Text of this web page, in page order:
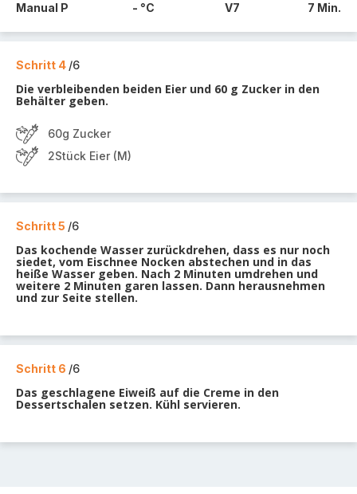
Manual P - °C V7 7 Min.
Schritt 4 /6
Die verbleibenden beiden Eier und 60 g Zucker in den
Behälter geben.
60g Zucker
2Stück Eier (M)
Schritt 5 /6
Das kochende Wasser zurückdrehen, dass es nur noch
siedet, vom Eischnee Nocken abstechen und in das
heiße Wasser geben. Nach 2 Minuten umdrehen und
weitere 2 Minuten garen lassen. Dann herausnehmen
und zur Seite stellen.
Schritt 6 /6
Das geschlagene Eiweiß auf die Creme in den
Dessertschalen setzen. Kühl servieren.